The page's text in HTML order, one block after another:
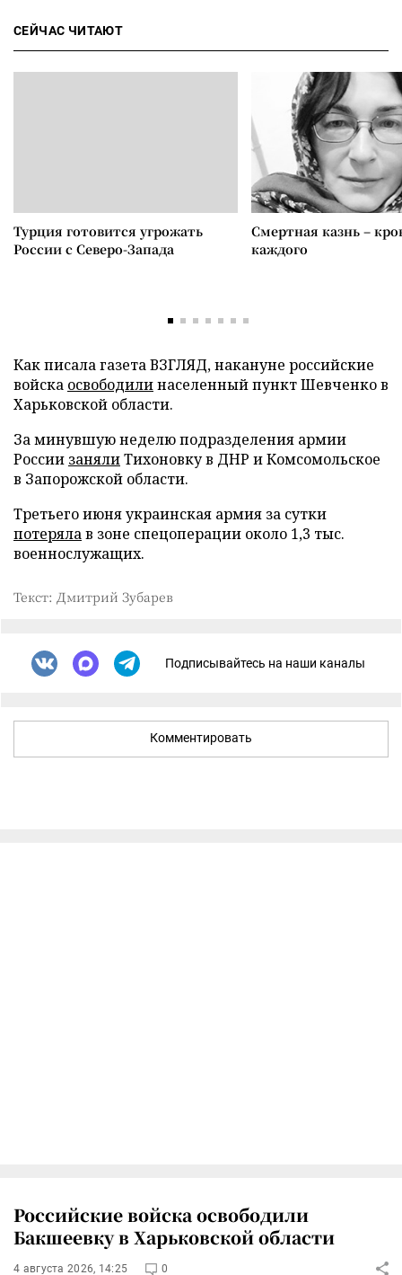
СЕЙЧАС ЧИТАЮТ
Турция готовится угрожать
России с Северо-Запада
Смертная казнь –
каждого
Как писала газета ВЗГЛЯД, накануне российские
войска освободилинаселенный пункт Шевченко в
Харьковской области.
За минувшую неделю подразделения армии
России занялиТихоновку в ДНР и Комсомольское
в Запорожской области.
Третьего июня украинская армия за сутки
потерялав зоне спецоперации около 1,3 тыс.
военнослужащих.
Текст: Дмитрий Зубарев
Подписывайтесь на наши каналы
Комментировать
Российские войска освободили
Бакшеевку в Харьковской области
4 августа 2026, 14:25 0